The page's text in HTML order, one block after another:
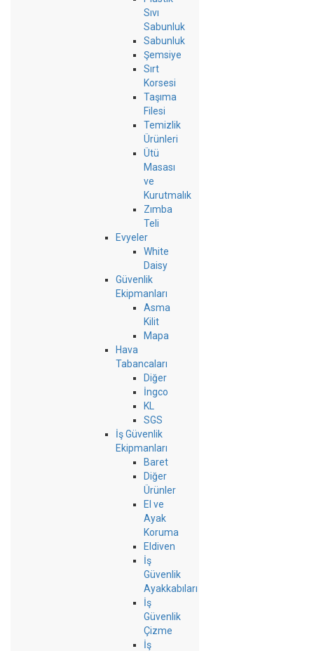
Sıvı
Sabunluk
Sabunluk
Şemsiye
Sırt
Korsesi
Taşıma
Filesi
Temizlik
Ürünleri
Ütü
Masası
ve
Kurutmalık
Zımba
Teli
Evyeler
White
Daisy
Güvenlik
Ekipmanları
Asma
Kilit
Mapa
Hava
Tabancaları
Diğer
İngco
KL
SGS
İş Güvenlik
Ekipmanları
Baret
Diğer
Ürünler
El ve
Ayak
Koruma
Eldiven
İş
Güvenlik
Ayakkabıları
İş
Güvenlik
Çizme
İş